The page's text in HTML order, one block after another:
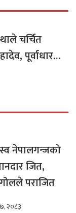
चर्चित
पूर्वाधार
नेपालगन्जको
जित,
पराजित
२०८३